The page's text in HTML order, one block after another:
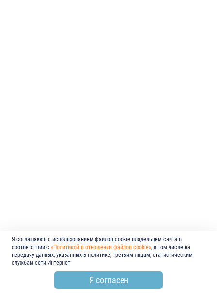
Я соглашаюсь с использованием файлов cookie владельцем сайта в
соответствии с «Политикой в отношении файлов cookie», в том числе на
передачу данных, указанных в политике, третьим лицам, статистическим
службам сети Интернет
Я согласен